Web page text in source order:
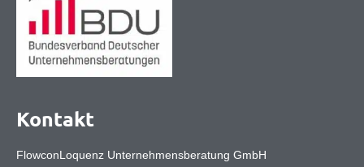
Kontakt
FlowconLoquenz Unternehmensberatung GmbH